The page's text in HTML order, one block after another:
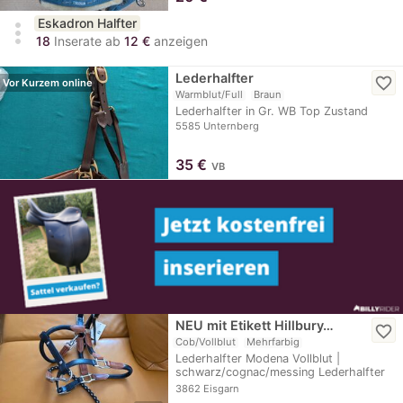
more_vert
Eskadron Halfter
18 Inserate ab 12 € anzeigen
Vor Kurzem online Lederhalfter
Warmblut/Full Braun
Lederhalfter in Gr. WB Top Zustand
5585 Unternberg
favorite_border
35 € VB
NEU mit Etikett Hillbury…
Cob/Vollblut Mehrfarbig
Lederhalfter Modena Vollblut |
schwarz/cognac/messing Lederhalfter
mit weichem…
3862 Eisgarn
favorite_border